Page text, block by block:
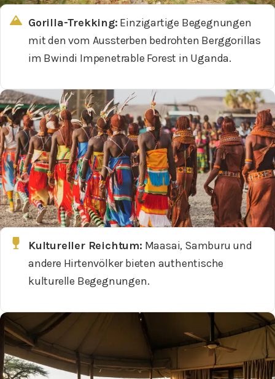
Gorilla-Trekking: Einzigartige Begegnungen
mit den vom Aussterben bedrohten Berggorillas
im Bwindi Impenetrable Forest in Uganda.
Kultureller Reichtum: Maasai, Samburu und
andere Hirtenvölker bieten authentische
kulturelle Begegnungen.